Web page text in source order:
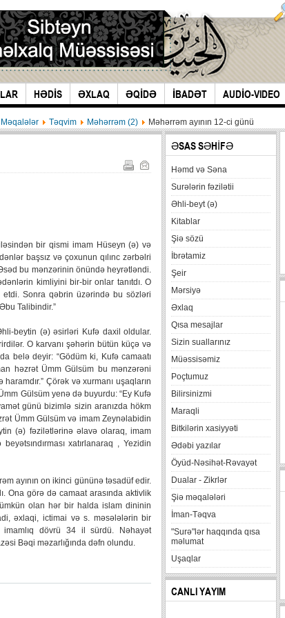
HƏDİS ƏXLAQ ƏQİDƏ İBADƏT AUDİO-VIDEO
Məqalələr Təqvim Məhərrəm (2) Məhərrəm ayının 12-ci günü
bir qismi imam Hüseyn (ə) və
başsız və çoxunun qılınc zərbəlri
bu mənzərinin önündə heyrətləndi.
kimliyini bir-bir onlar tanıtdı. O
etdi. Sonra qəbrin üzərində bu sözləri
Talibindir.”
beytin (ə) əsirləri Kufə daxil oldular.
O karvanı şəhərin bütün küçə və
belə deyir: “Gödüm ki, Kufə camaatı
həzrət Ümm Gülsüm bu mənzərəni
Çörək və xurmanı uşaqların
Gülsüm yenə də buyurdu: “Ey Kufə
günü bizimlə sizin aranızda hökm
Ümm Gülsüm və imam Zeynəlabidin
(ə) fəzilətlərinə əlavə olaraq, imam
xatırlanaraq , Yezidin
ayının on ikinci gününə təsadüf edir.
Ona görə də camaat arasında aktivlik
olan hər bir halda islam dininin
əxlaqi, ictimai və s. məsələlərin bir
imamlıq dövrü 34 il sürdü. Nəhayət
Bəqi məzarlığında dəfn olundu.
ƏSAS SƏHİFƏ
Həmd və Səna
Surələrin fəzilətii
Əhli-beyt (ə)
Kitablar
Şiə sözü
İbrətamiz
Şeir
Mərsiyə
Əxlaq
Qısa mesajlar
Sizin suallarınız
Müəssisəmiz
Poçtumuz
Bilirsinizmi
Maraqli
Bitkilərin xasiyyəti
Ədəbi yazılar
Öyüd-Nəsihət-Rəvayət
Dualar - Zikrlər
Şiə məqalələri
İman-Təqva
"Surə"lər haqqında qısa
məlumat
Uşaqlar
CANLI YAYIM